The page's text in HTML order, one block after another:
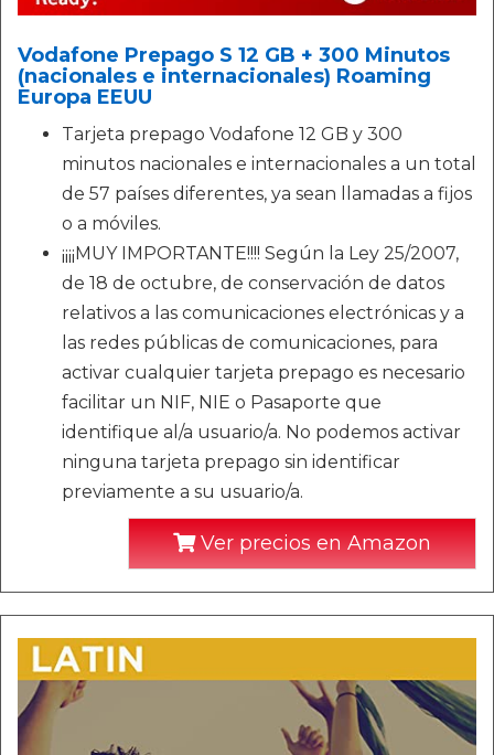
Vodafone Prepago S 12 GB + 300 Minutos
(nacionales e internacionales) Roaming
Europa EEUU
Tarjeta prepago Vodafone 12 GB y 300
minutos nacionales e internacionales a un total
de 57 países diferentes, ya sean llamadas a fijos
o a móviles.
¡¡¡¡MUY IMPORTANTE!!!! Según la Ley 25/2007,
de 18 de octubre, de conservación de datos
relativos a las comunicaciones electrónicas y a
las redes públicas de comunicaciones, para
activar cualquier tarjeta prepago es necesario
facilitar un NIF, NIE o Pasaporte que
identifique al/a usuario/a. No podemos activar
ninguna tarjeta prepago sin identificar
previamente a su usuario/a.
Ver precios en Amazon